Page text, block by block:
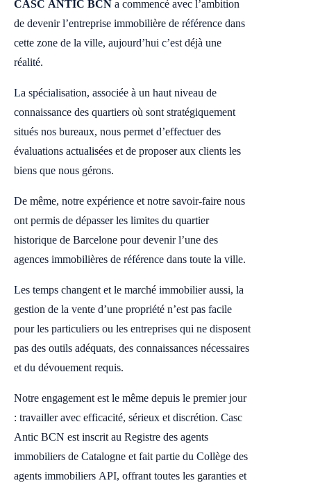
CASC ANTIC BCN a commencé avec l’ambition
de devenir l’entreprise immobilière de référence dans
cette zone de la ville, aujourd’hui c’est déjà une
réalité.
La spécialisation, associée à un haut niveau de
connaissance des quartiers où sont stratégiquement
situés nos bureaux, nous permet d’effectuer des
évaluations actualisées et de proposer aux clients les
biens que nous gérons.
De même, notre expérience et notre savoir-faire nous
ont permis de dépasser les limites du quartier
historique de Barcelone pour devenir l’une des
agences immobilières de référence dans toute la ville.
Les temps changent et le marché immobilier aussi, la
gestion de la vente d’une propriété n’est pas facile
pour les particuliers ou les entreprises qui ne disposent
pas des outils adéquats, des connaissances nécessaires
et du dévouement requis.
Notre engagement est le même depuis le premier jour
: travailler avec efficacité, sérieux et discrétion. Casc
Antic BCN est inscrit au Registre des agents
immobiliers de Catalogne et fait partie du Collège des
agents immobiliers API, offrant toutes les garanties et